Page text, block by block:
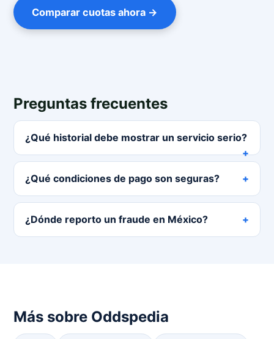
Comparar cuotas ahora →
Preguntas frecuentes
¿Qué historial debe mostrar un servicio serio?
¿Qué condiciones de pago son seguras?
¿Dónde reporto un fraude en México?
Más sobre Oddspedia